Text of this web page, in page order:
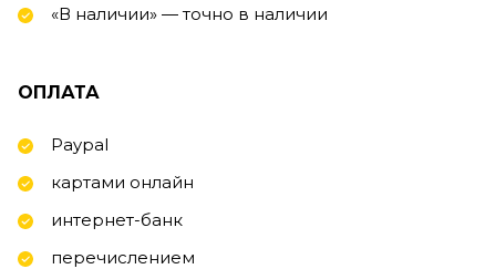
«В наличии» — точно в наличии
ОПЛАТА
Paypal
картами онлайн
интернет-банк
перечислением